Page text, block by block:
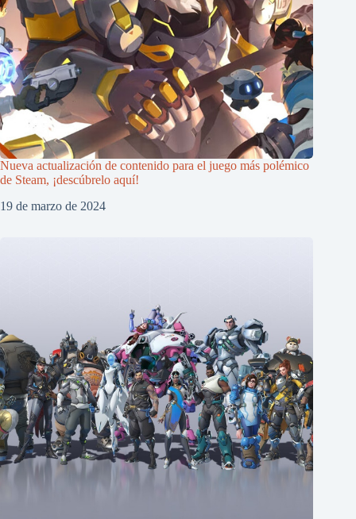
Nueva actualización de contenido para el juego más polémico
de Steam, ¡descúbrelo aquí!
19 de marzo de 2024